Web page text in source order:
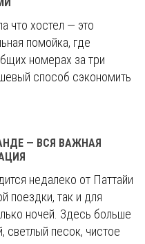
что хостел — это
помойка, где
номерах за три
способ сэкономить
— ВСЯ ВАЖНАЯ
недалеко от Паттайи
поездки, так и для
ночей. Здесь больше
светлый песок, чистое